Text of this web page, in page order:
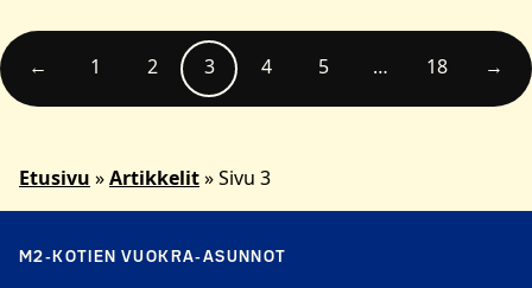
← 1 2 3 4 5 … 18 →
Etusivu »Artikkelit»Sivu 3
M2-KOTIEN VUOKRA-ASUNNOT